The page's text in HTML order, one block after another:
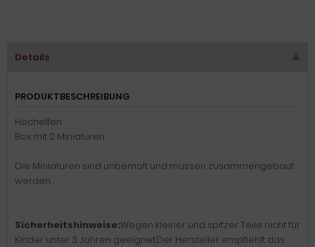
Details
PRODUKTBESCHREIBUNG
Hochelfen
Box mit 2 Miniaturen
Die Miniaturen sind unbemalt und müssen zusammengebaut
werden.
Sicherheitshinweise:Wegen kleiner und spitzer Teile nicht für
Kinder unter 3 Jahren geeignet.Der Hersteller empfiehlt das